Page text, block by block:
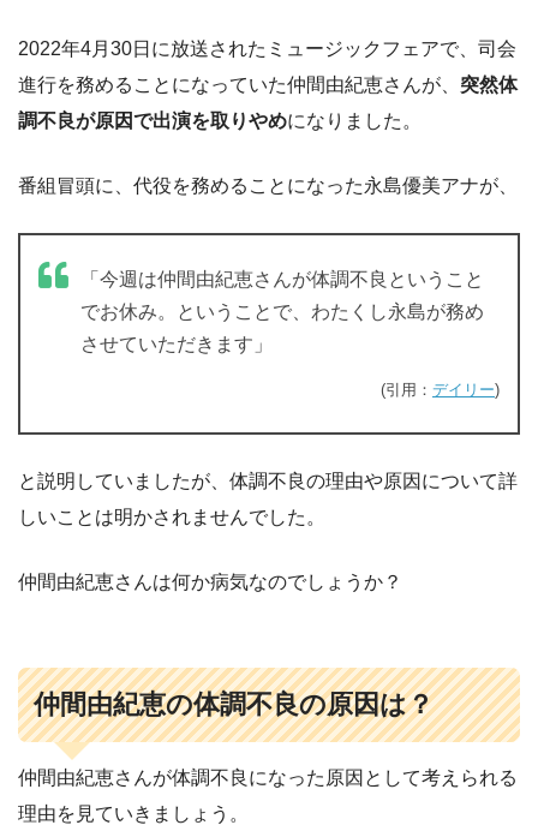
2022年4月30日に放送されたミュージックフェアで、司会
進行を務めることになっていた仲間由紀恵さんが、 突然体
調不良が原因で出演を取りやめになりました。
番組冒頭に、代役を務めることになった永島優美アナが、
「今週は仲間由紀恵さんが体調不良ということ
でお休み。ということで、わたくし永島が務め
させていただきます」
(引用： デイリー)
と説明していましたが、体調不良の理由や原因について詳
しいことは明かされませんでした。
仲間由紀恵さんは何か病気なのでしょうか？
仲間由紀恵の体調不良の原因は？
仲間由紀恵さんが体調不良になった原因として考えられる
理由を見ていきましょう。